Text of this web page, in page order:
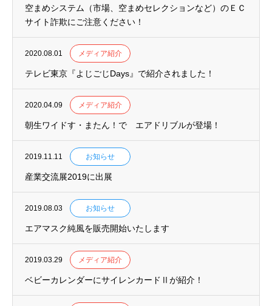
空まめシステム（市場、空まめセレクションなど）のＥＣ
サイト詐欺にご注意ください！
2020.08.01 メディア紹介
テレビ東京『よじごじDays』で紹介されました！
2020.04.09 メディア紹介
朝生ワイドす・またん！で エアドリブルが登場！
2019.11.11 お知らせ
産業交流展2019に出展
2019.08.03 お知らせ
エアマスク純風を販売開始いたします
2019.03.29 メディア紹介
ベビーカレンダーにサイレンカードⅡが紹介！